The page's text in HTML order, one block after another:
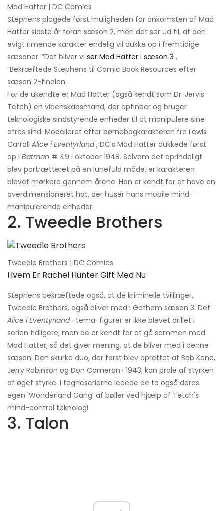
Mad Hatter | DC Comics
Stephens plagede først muligheden for ankomsten af ​​Mad
Hatter sidste år foran sæson 2, men det ser ud til, at den
evigt rimende karakter endelig vil dukke op i fremtidige
sæsoner. ”Det bliver vi ser Mad Hatter i sæson 3 ,
”Bekræftede Stephens til Comic Book Resources efter
sæson 2-finalen.
For de ukendte er Mad Hatter (også kendt som Dr. Jervis
Tetch) en videnskabsmand, der opfinder og bruger
teknologiske sindstyrende enheder til at manipulere sine
ofres sind. Modelleret efter børnebogkarakteren fra Lewis
Carroll Alice i Eventyrland, DC's Mad Hatter dukkede først
op i Batman # 49 i oktober 1948. Selvom det oprindeligt
blev portrætteret på en lunefuld måde, er karakteren
blevet mørkere gennem årene. Han er kendt for at have en
overdimensioneret hat, der huser hans mobile mind-
manipulerende enheder.
2. Tweedle Brothers
Tweedle Brothers | DC Comics
Hvem Er Rachel Hunter Gift Med Nu
Stephens bekræftede også, at de kriminelle tvillinger,
Tweedle Brothers, også bliver med i Gotham sæson 3. Det
Alice i Eventyrland-tema-figurer er ikke blevet drillet i
serien tidligere, men de er kendt for at gå sammen med
Mad Hatter, så det giver mening, at de bliver med i denne
sæson. Den skurke duo, der først blev oprettet af Bob Kane,
Jerry Robinson og Don Cameron i 1943, kan prale af styrken
af ​​øget styrke. I tegneserierne ledede de to også deres
egen 'Wonderland Gang' af bøller ved hjælp af Tetch's
mind-control teknologi.
3. Talon